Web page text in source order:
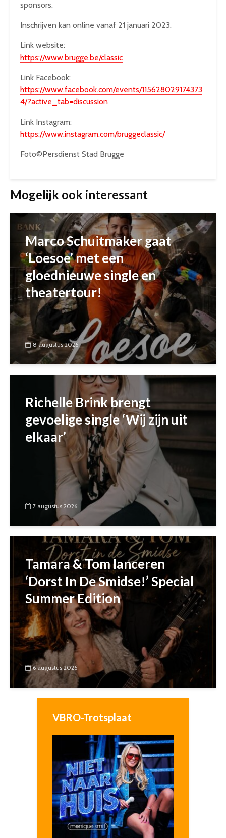
sponsors.
Inschrijven kan online vanaf 21 januari 2023.
Link website:
https://www.brugge.be/classic
Link Facebook:
https://www.facebook.com/events/115628029174373
4/?active_tab=discussion
Link Instagram:
https://www.instagram.com/bruggeclassic/
Foto©Persdienst Stad Brugge
Mogelijk ook interessant
Marco Schuitmaker gaat
‘Loesoe’ met een
gloednieuwe single en
theatertour!
8 augustus 2026
Richelle Brink brengt
gevoelige single ‘Wij zijn uit
elkaar’
7 augustus 2026
Tamara & Tom lanceren
‘Dorst In De Smidse!’ Special
Summer Edition
6 augustus 2026
VBRO-Trotsplaat